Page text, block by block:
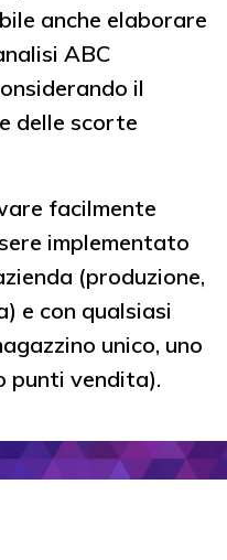
anche elaborare
ABC
il
delle scorte
facilmente
implementato
(produzione,
e con qualsiasi
unico, uno
punti vendita).